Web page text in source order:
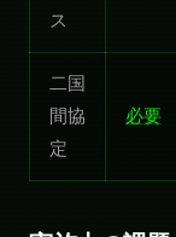
ス
二国
間協
定
必要